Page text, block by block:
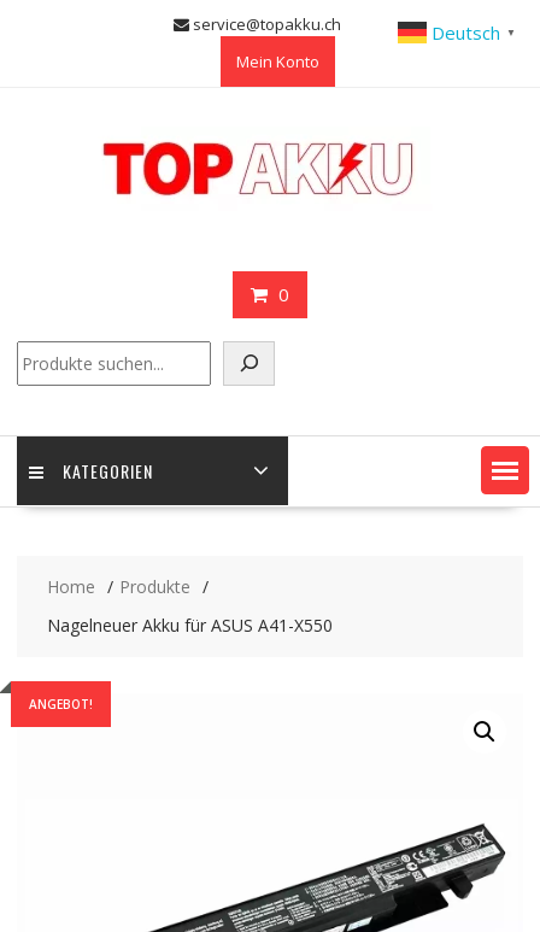
service@topakku.ch
Mein Konto
0
KATEGORIEN
Home
Produkte
Nagelneuer Akku für ASUS A41-X550
ANGEBOT!
Deutsch ▼